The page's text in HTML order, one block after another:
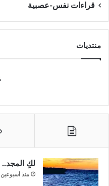
قراءات نفس-عصبية
منتديات
لكِ المجد..
منذ أسبوعين